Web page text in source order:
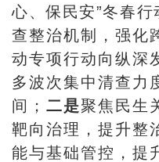
心、保民安”冬春
查整治机制，强化
动专项行动向纵深
多波次集中清查力
间； 二是聚焦民生
靶向治理，提升整
能与基础管控，提